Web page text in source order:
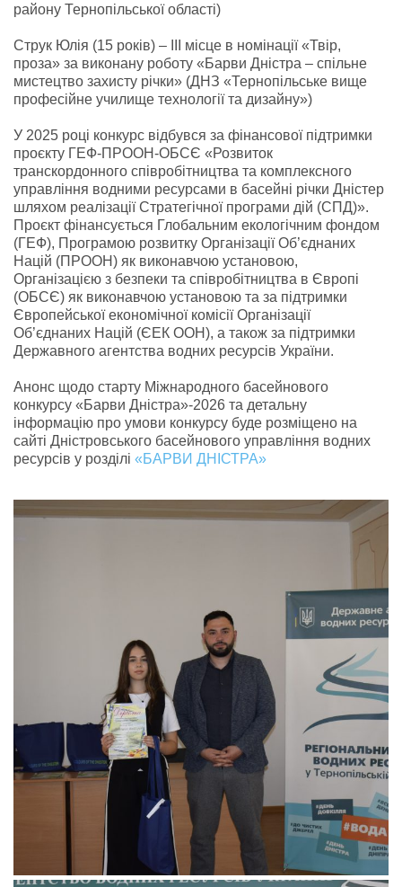
району Тернопільської області)
Струк Юлія (15 років) – ІІІ місце в номінації «Твір,
проза» за виконану роботу «Барви Дністра – спільне
мистецтво захисту річки» (ДНЗ «Тернопільське вище
професійне училище технології та дизайну»)
У 2025 році конкурс відбувся за фінансової підтримки
проєкту ГЕФ-ПРООН-ОБСЄ «Розвиток
транскордонного співробітництва та комплексного
управління водними ресурсами в басейні річки Дністер
шляхом реалізації Стратегічної програми дій (СПД)».
Проєкт фінансується Глобальним екологічним фондом
(ГЕФ), Програмою розвитку Організації Об’єднаних
Націй (ПРООН) як виконавчою установою,
Організацією з безпеки та співробітництва в Європі
(ОБСЄ) як виконавчою установою та за підтримки
Європейської економічної комісії Організації
Об’єднаних Націй (ЄЕК ООН), а також за підтримки
Державного агентства водних ресурсів України.
Анонс щодо старту Міжнародного басейнового
конкурсу «Барви Дністра»-2026 та детальну
інформацію про умови конкурсу буде розміщено на
сайті Дністровського басейнового управління водних
ресурсів у розділі «БАРВИ ДНІСТРА»